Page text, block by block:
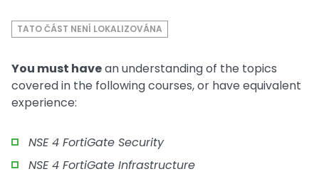
TATO ČÁST NENÍ LOKALIZOVÁNA
You must havean understanding of the topics
covered in the following courses, or have equivalent
experience:
NSE 4 FortiGate Security
NSE 4 FortiGate Infrastructure